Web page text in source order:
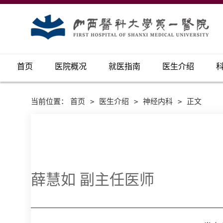
首页 医院概况 就医指南 医生介绍
当前位置： 首页 > 医生介绍 > 神经内科 > 正文
薛慧如 副主任医师